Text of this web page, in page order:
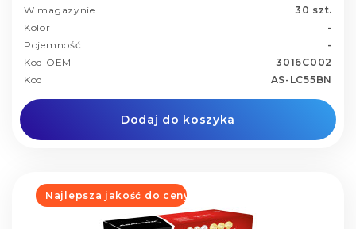
W magazynie
30 szt.
Kolor
-
Pojemność
-
Kod OEM
3016C002
Kod
AS-LC55BN
Dodaj do koszyka
Najlepsza jakość do ceny